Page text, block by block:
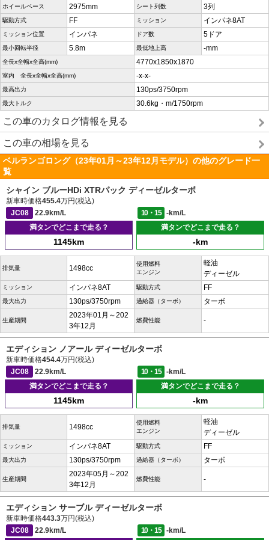
ホイールベース 2975mm シート列数 3列
駆動方式 FF ミッション インパネ8AT
ミッション位置 インパネ ドア数 5ドア
最小回転半径 5.8m 最低地上高 -mm
全長x全幅x全高(mm) 4770x1850x1870
室内 全長x全幅x全高(mm) -x-x-
最高出力 130ps/3750rpm
最大トルク 30.6kg・m/1750rpm
この車のカタログ情報を見る
この車の相場を見る
ベルランゴロング（23年01月～23年12月モデル）の他のグレード一
覧
シャイン ブルーHDi XTRパック ディーゼルターボ
新車時価格455.4万円(税込)
JC08
22.9km/L 10・15
-km/L
満タンでどこまで走る？
1145km
満タンでどこまで走る？
-km
排気量 1498cc
使用燃料
エンジン
軽油
ディーゼル
ミッション インパネ8AT 駆動方式 FF
最大出力 130ps/3750rpm 過給器（ターボ） ターボ
生産期間
2023年01月～202
3年12月
燃費性能 -
エディション ノアール ディーゼルターボ
新車時価格454.4万円(税込)
JC08
22.9km/L 10・15
-km/L
満タンでどこまで走る？
1145km
満タンでどこまで走る？
-km
排気量 1498cc
使用燃料
エンジン
軽油
ディーゼル
ミッション インパネ8AT 駆動方式 FF
最大出力 130ps/3750rpm 過給器（ターボ） ターボ
生産期間
2023年05月～202
3年12月
燃費性能 -
エディション サーブル ディーゼルターボ
新車時価格443.3万円(税込)
JC08
22.9km/L 10・15
-km/L